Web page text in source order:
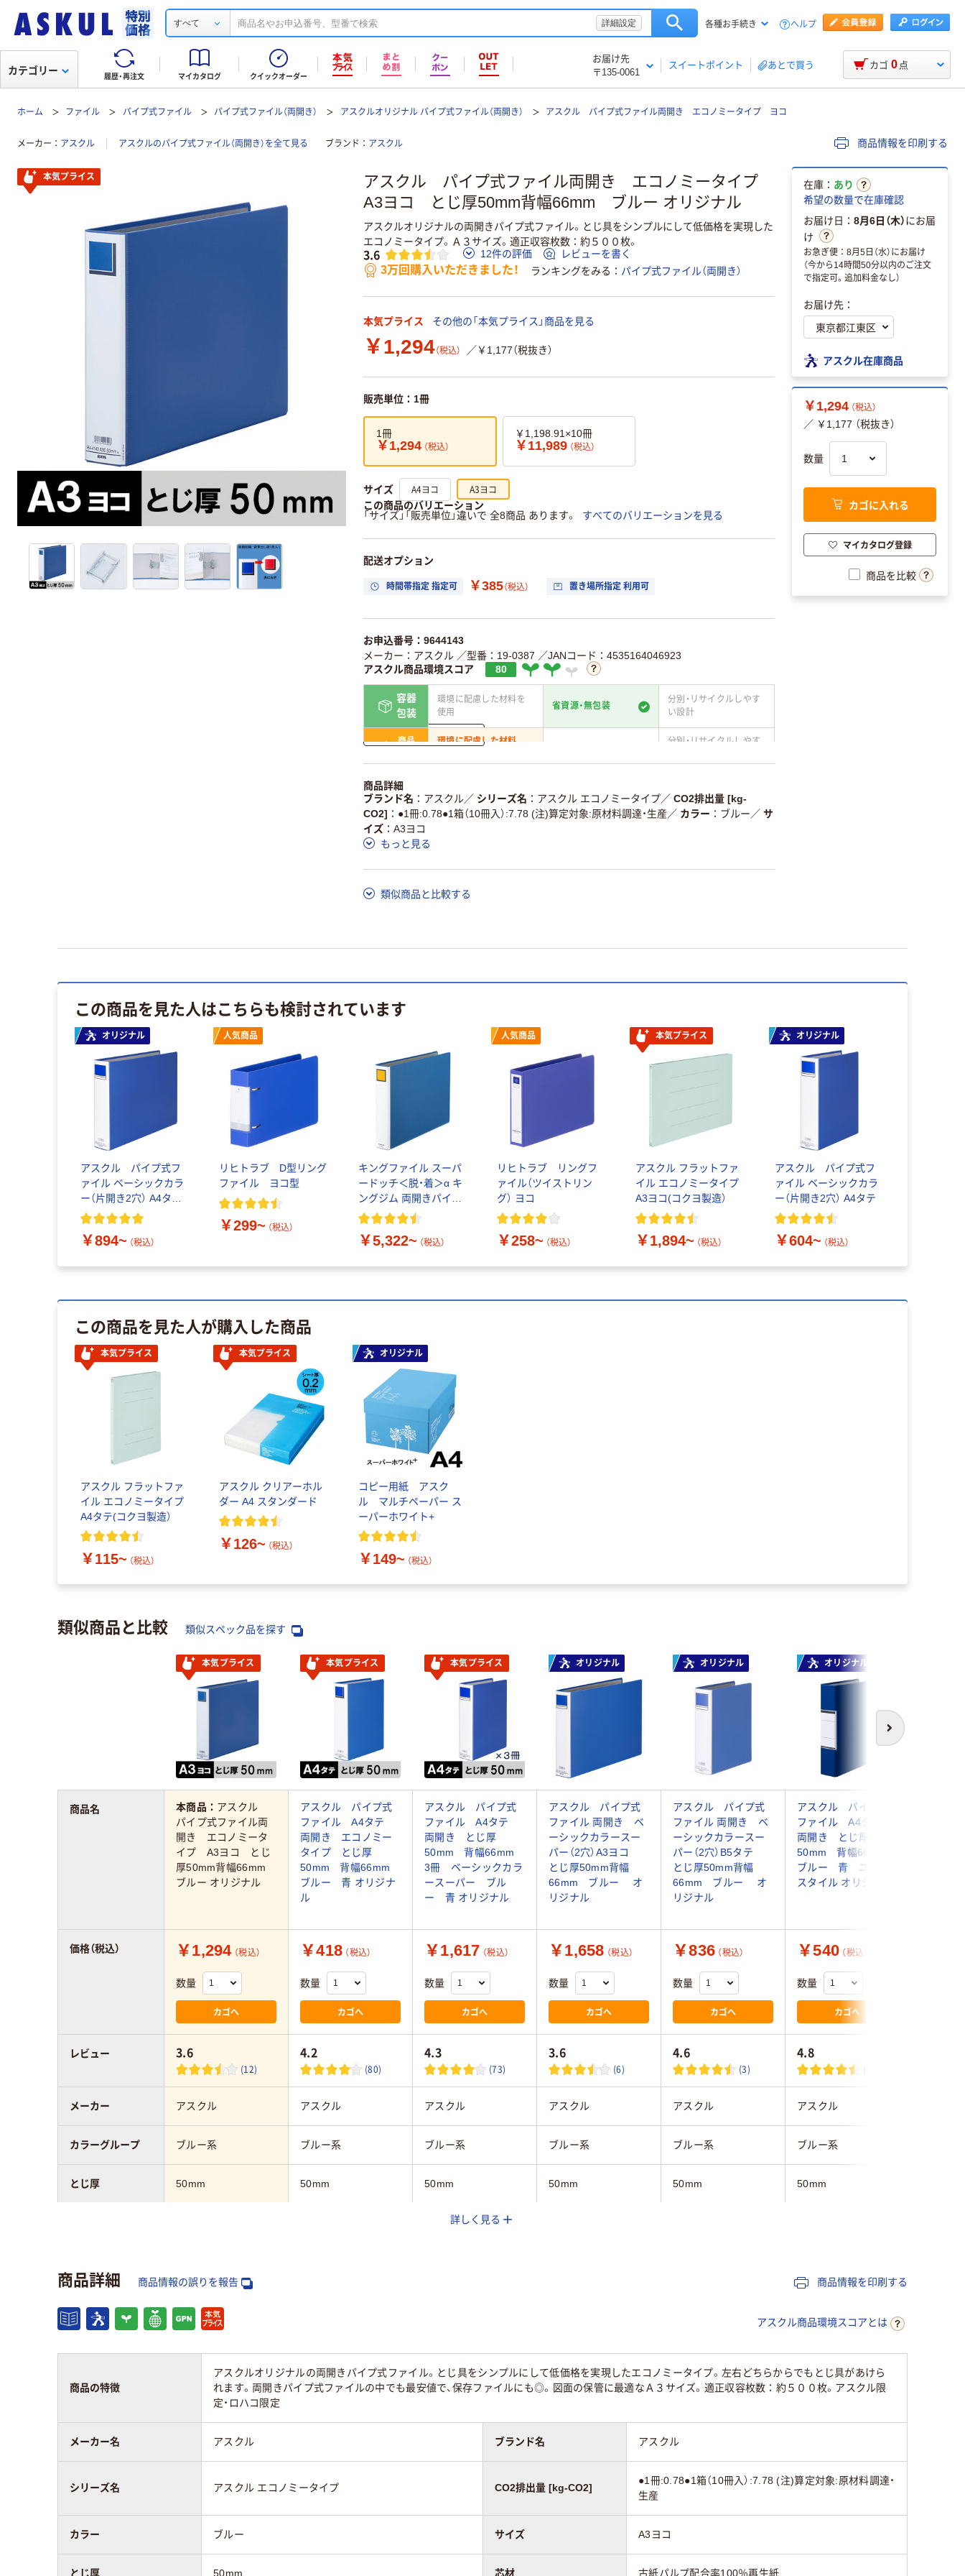
すべて 詳細設定 各種お手続き ヘルプ
履歴・再注文 マイカタログ クイックオーダー
お届け先
〒135-0061
スイートポイント あとで買う
カテゴリー カゴ 0 点
ホーム ファイル パイプ式ファイル パイプ式ファイル（両開き） アスクルオリジナル パイプ式ファイル（両開き） アスクル パイプ式ファイル両開き エコノミータイプ ヨコ
メーカー アスクル アスクルのパイプ式ファイル（両開き）を全て見る ブランド アスクル 商品情報を印刷する
アスクル パイプ式ファイル両開き エコノミータイプ
A3ヨコ とじ厚50mm背幅66mm ブルー オリジナル
アスクルオリジナルの両開きパイプ式ファイル。とじ具をシンプルにして低価格を実現した
エコノミータイプ。Ａ３サイズ。適正収容枚数：約５００枚。
3.6 12件の評価 レビューを書く
3万回購入いただきました！ ランキングをみる パイプ式ファイル（両開き）
本気プライス その他の「本気プライス」商品を見る
￥1,294（税込） ／￥1,177（税抜き）
販売単位：1冊
1冊
￥1,294 （税込）
￥1,198.91×10冊
￥11,989 （税込）
サイズ A4ヨコ A3ヨコ
この商品のバリエーション
「サイズ」「販売単位」違いで 全8商品 あります。
すべてのバリエーションを見る
配送オプション
時間帯指定 指定可 ￥385（税込） 置き場所指定 利用可
お申込番号：9644143
メーカー：アスクル ／型番：19-0387 ／JANコード：4535164046923
アスクル商品環境スコア
80
容器
包装
環境に配慮した材料を
使用
省資源・無包装
分別・リサイクルしやす
い設計
商品
環境に配慮した材料
分別・リサイクルしやす
仕組
ある
いる
削減
この商品の環境配慮ポイントです。詳しくはページ下部の商品詳細「アスクル商品環境スコ
ア詳細／加点項目
詳しく見る
商品詳細
ブランド名
アスクル／ シリーズ名 アスクル エコノミータイプ／ CO2排出量 [kg-
CO2]
●1冊:0.78●1箱（10冊入）:7.78 (注)算定対象:原材料調達・生産／ カラー ブルー ／ サ
イズ
A3ヨコ
もっと見る
類似商品と比較する
本気プライス
在庫： あり
希望の数量で在庫確認
お届け日： 8月6日（木）にお届
け
お急ぎ便：8月5日（水）にお届け
（今から14時間50分以内のご注文
で指定可。追加料金なし）
お届け先：
アスクル在庫商品
￥1,294 （税込）
／ ￥1,177 （税抜き）
数量
カゴに入れる
マイカタログ登録
商品を比較
この商品を見た人はこちらも検討されています
オリジナル
アスクル パイプ式フ
ァイル ベーシックカラ
ー（片開き2穴） A4タテ
以外サイズ
￥894~ （税込）
人気商品
リヒトラブ D型リング
ファイル ヨコ型
￥299~ （税込）
キングファイル スーパ
ードッチ＜脱・着＞α キ
ングジム 両開きパイプ
ファイル
￥5,322~ （税込）
人気商品
リヒトラブ リングフ
ァイル（ツイストリン
グ） ヨコ
￥258~ （税込）
本気プライス
アスクル フラットファ
イル エコノミータイプ
A3ヨコ(コクヨ製造）
￥1,894~ （税込）
オリジナル
アスクル パイプ式フ
ァイル ベーシックカラ
ー（片開き2穴） A4タテ
￥604~ （税込）
この商品を見た人が購入した商品
本気プライス
アスクル フラットファ
イル エコノミータイプ
A4タテ(コクヨ製造）
￥115~ （税込）
本気プライス
アスクル クリアーホル
ダー A4 スタンダード
￥126~ （税込）
オリジナル
コピー用紙 アスク
ル マルチペーパー ス
ーパーホワイト+
￥149~ （税込）
類似商品と比較 類似スペック品を探す
次へ
本気プライス 本気プライス 本気プライス オリジナル オリジナル オリジナル
本商品： アスクル
パイプ式ファイル両
開き エコノミータ
イプ A3ヨコ とじ
厚50mm背幅66mm
ブルー オリジナル
アスクル パイプ式
ファイル A4タテ
両開き エコノミー
タイプ とじ厚
50mm 背幅66mm
ブルー 青 オリジナ
ル
アスクル パイプ式
ファイル A4タテ
両開き とじ厚
50mm 背幅66mm
3冊 ベーシックカラ
ースーパー ブル
ー 青 オリジナル
アスクル パイプ式
ファイル 両開き ベ
ーシックカラースー
パー（2穴）A3ヨコ
とじ厚50mm背幅
66mm ブルー オ
リジナル
アスクル パイプ式
ファイル 両開き ベ
ーシックカラースー
パー（2穴）B5タテ
とじ厚50mm背幅
66mm ブルー オ
リジナル
アスクル パイプ式
ファイル A4タテ
両開き とじ厚
50mm 背幅66mm
ブルー 青 ユーロ
スタイル オリジナル
￥1,294 （税込）
数量
カゴへ
￥418 （税込）
数量
カゴへ
￥1,617 （税込）
数量
カゴへ
￥1,658 （税込）
数量
カゴへ
￥836 （税込）
数量
カゴへ
￥540 （税込）
数量
カゴへ
3.6
(12)
4.2
(80)
4.3
(73)
3.6
(6)
4.6
(3)
4.8
(8)
アスクル アスクル アスクル アスクル アスクル アスクル
ブルー系 ブルー系 ブルー系 ブルー系 ブルー系 ブルー系
50mm 50mm 50mm 50mm 50mm 50mm
A4タテ
商品名
価格（税込）
レビュー
メーカー
カラーグループ
とじ厚
スコア
詳しく見る
商品詳細 商品情報の誤りを報告 商品情報を印刷する
アスクル商品環境スコアとは
商品の特徴
アスクルオリジナルの両開きパイプ式ファイル。とじ具をシンプルにして低価格を実現したエコノミータイプ。左右どちらからでもとじ具があけら
れます。両開きパイプ式ファイルの中でも最安値で、保存ファイルにも◎。図面の保管に最適なＡ３サイズ。適正収容枚数：約５００枚。アスクル限
定・ロハコ限定
メーカー名 アスクル ブランド名 アスクル
シリーズ名 アスクル エコノミータイプ CO2排出量 [kg-CO2]
●1冊:0.78●1箱（10冊入）:7.78 (注)算定対象:原材料調達・
生産
カラー ブルー サイズ A3ヨコ
とじ厚 50mm 芯材 古紙パルプ配合率100％再生紙